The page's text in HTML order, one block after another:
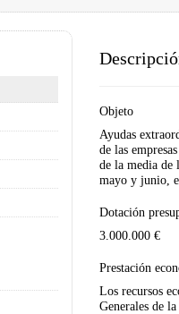
Objeto
Ayudas
de las
de la media de
mayo y junio,
Dotación
3.000.000 €
Prestación
Los recursos
Generales de